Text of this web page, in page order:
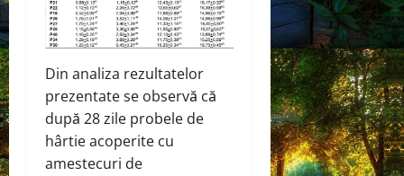
Din analiza rezultatelor
prezentate se observă că
după 28 zile probele de
hârtie acoperite cu
amestecuri de